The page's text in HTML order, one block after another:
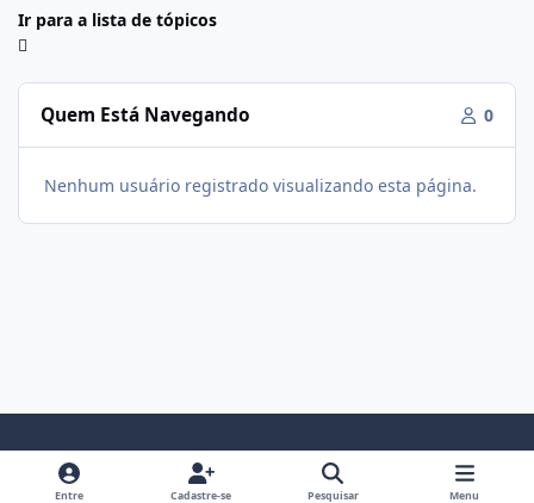
Ir para a lista de tópicos
Quem Está Navegando 0
Nenhum usuário registrado visualizando esta página.
Modo ClaroModo EscuroPreferência do Sistema
i
Entre Cadastre-se Pesquisar Menu